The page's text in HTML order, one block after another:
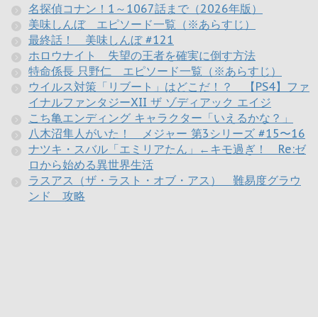
名探偵コナン！1～1067話まで（2026年版）
美味しんぼ エピソード一覧（※あらすじ）
最終話！ 美味しんぼ #121
ホロウナイト 失望の王者を確実に倒す方法
特命係長 只野仁 エピソード一覧（※あらすじ）
ウイルス対策「リブート」はどこだ！？ 【PS4】ファ
イナルファンタジーXII ザ ゾディアック エイジ
こち亀エンディング キャラクター「いえるかな？」
八木沼隼人がいた！ メジャー 第3シリーズ #15〜16
ナツキ・スバル「エミリアたん」←キモ過ぎ！ Re:ゼ
ロから始める異世界生活
ラスアス（ザ・ラスト・オブ・アス） 難易度グラウ
ンド 攻略